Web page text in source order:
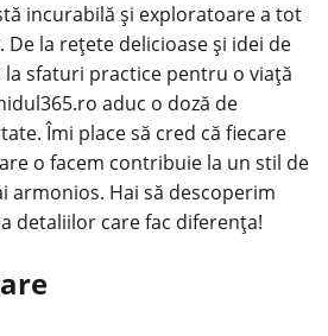
incurabilă și exploratoare a tot
De la rețete delicioase și idei de
sfaturi practice pentru o viață
aduc o doză de
Îmi place să cred că fiecare
o facem contribuie la un stil de
armonios. Hai să descoperim
detaliilor care fac diferența!